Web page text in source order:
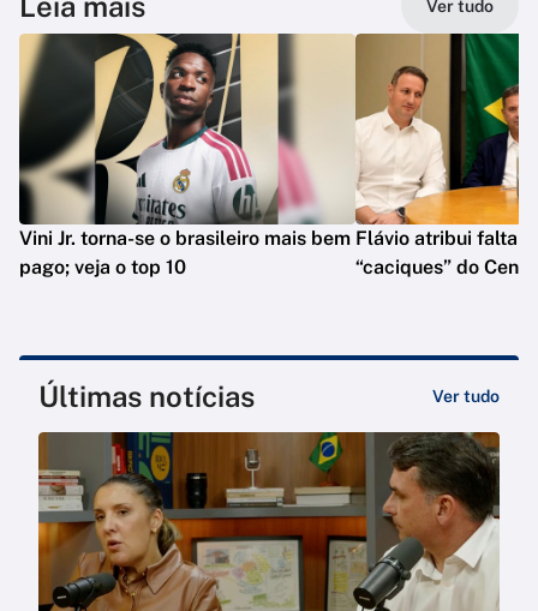
Ver tudo
Vini Jr. torna-se o brasileiro mais bem
pago; veja o top 10
Flávio atribui falta
“caciques” do
Últimas notícias Ver tudo